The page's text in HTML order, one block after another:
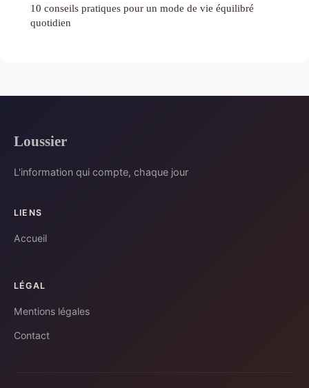
10 conseils pratiques pour un mode de vie équilibré
quotidien
Loussier
L'information qui compte, chaque jour
LIENS
Accueil
LÉGAL
Mentions légales
Contact